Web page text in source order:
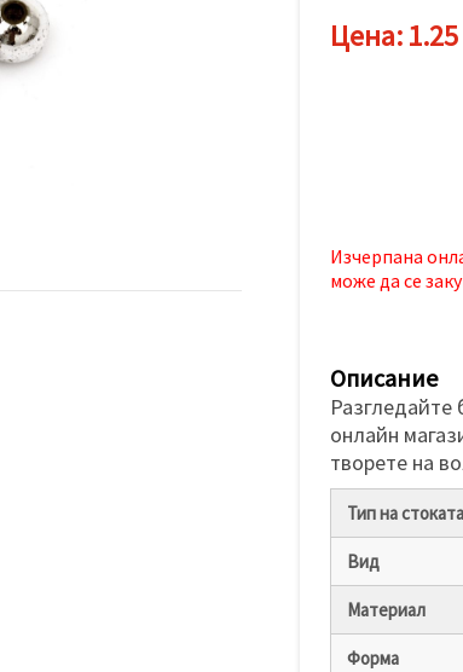
Цена:
Изчерпана
може да се
Описание
Разгледайте
онлайн
творете на
Тип на стоката
Вид
Материал
Форма